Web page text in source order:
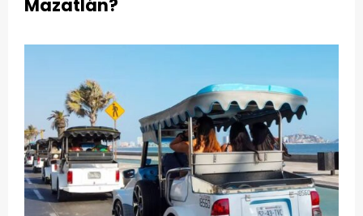
Mazatlán?